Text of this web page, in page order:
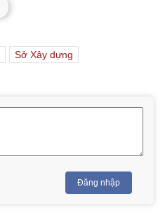
Sở Xây dựng
Đăng nhập